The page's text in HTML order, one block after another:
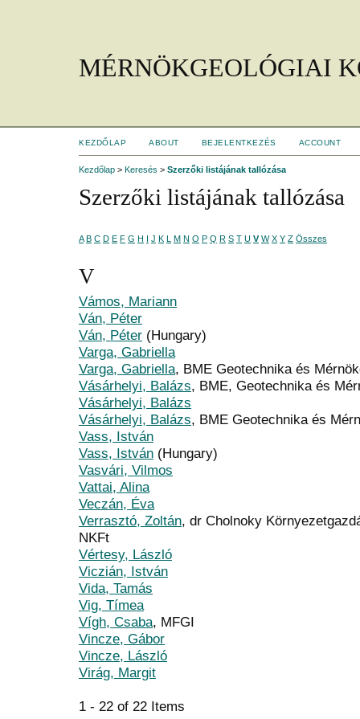
MÉRNÖKGEOLÓGIAI
KEZDŐLAP ABOUT BEJELENTKEZÉS ACCOUNT
Kezdőlap > Keresés > Szerzőki listájának tallózása
Szerzőki listájának tallózása
A B C D E F G H I J K L M N O P Q R S T U V W X Y Z Összes
V
Vámos, Mariann
Ván, Péter
Ván, Péter (Hungary)
Varga, Gabriella
Varga, Gabriella, BME Geotechnika és
Vásárhelyi, Balázs, BME, Geotechnika és
Vásárhelyi, Balázs
Vásárhelyi, Balázs, BME Geotechnika és
Vass, István
Vass, István (Hungary)
Vasvári, Vilmos
Vattai, Alina
Veczán, Éva
Verrasztó, Zoltán, dr Cholnoky
NKFt
Vértesy, László
Viczián, István
Vida, Tamás
Vig, Tímea
Vígh, Csaba, MFGI
Vincze, Gábor
Vincze, László
Virág, Margit
1 - 22 of 22 Items